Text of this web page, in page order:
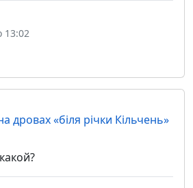
13:02
дровах «біля річки Кільчень»